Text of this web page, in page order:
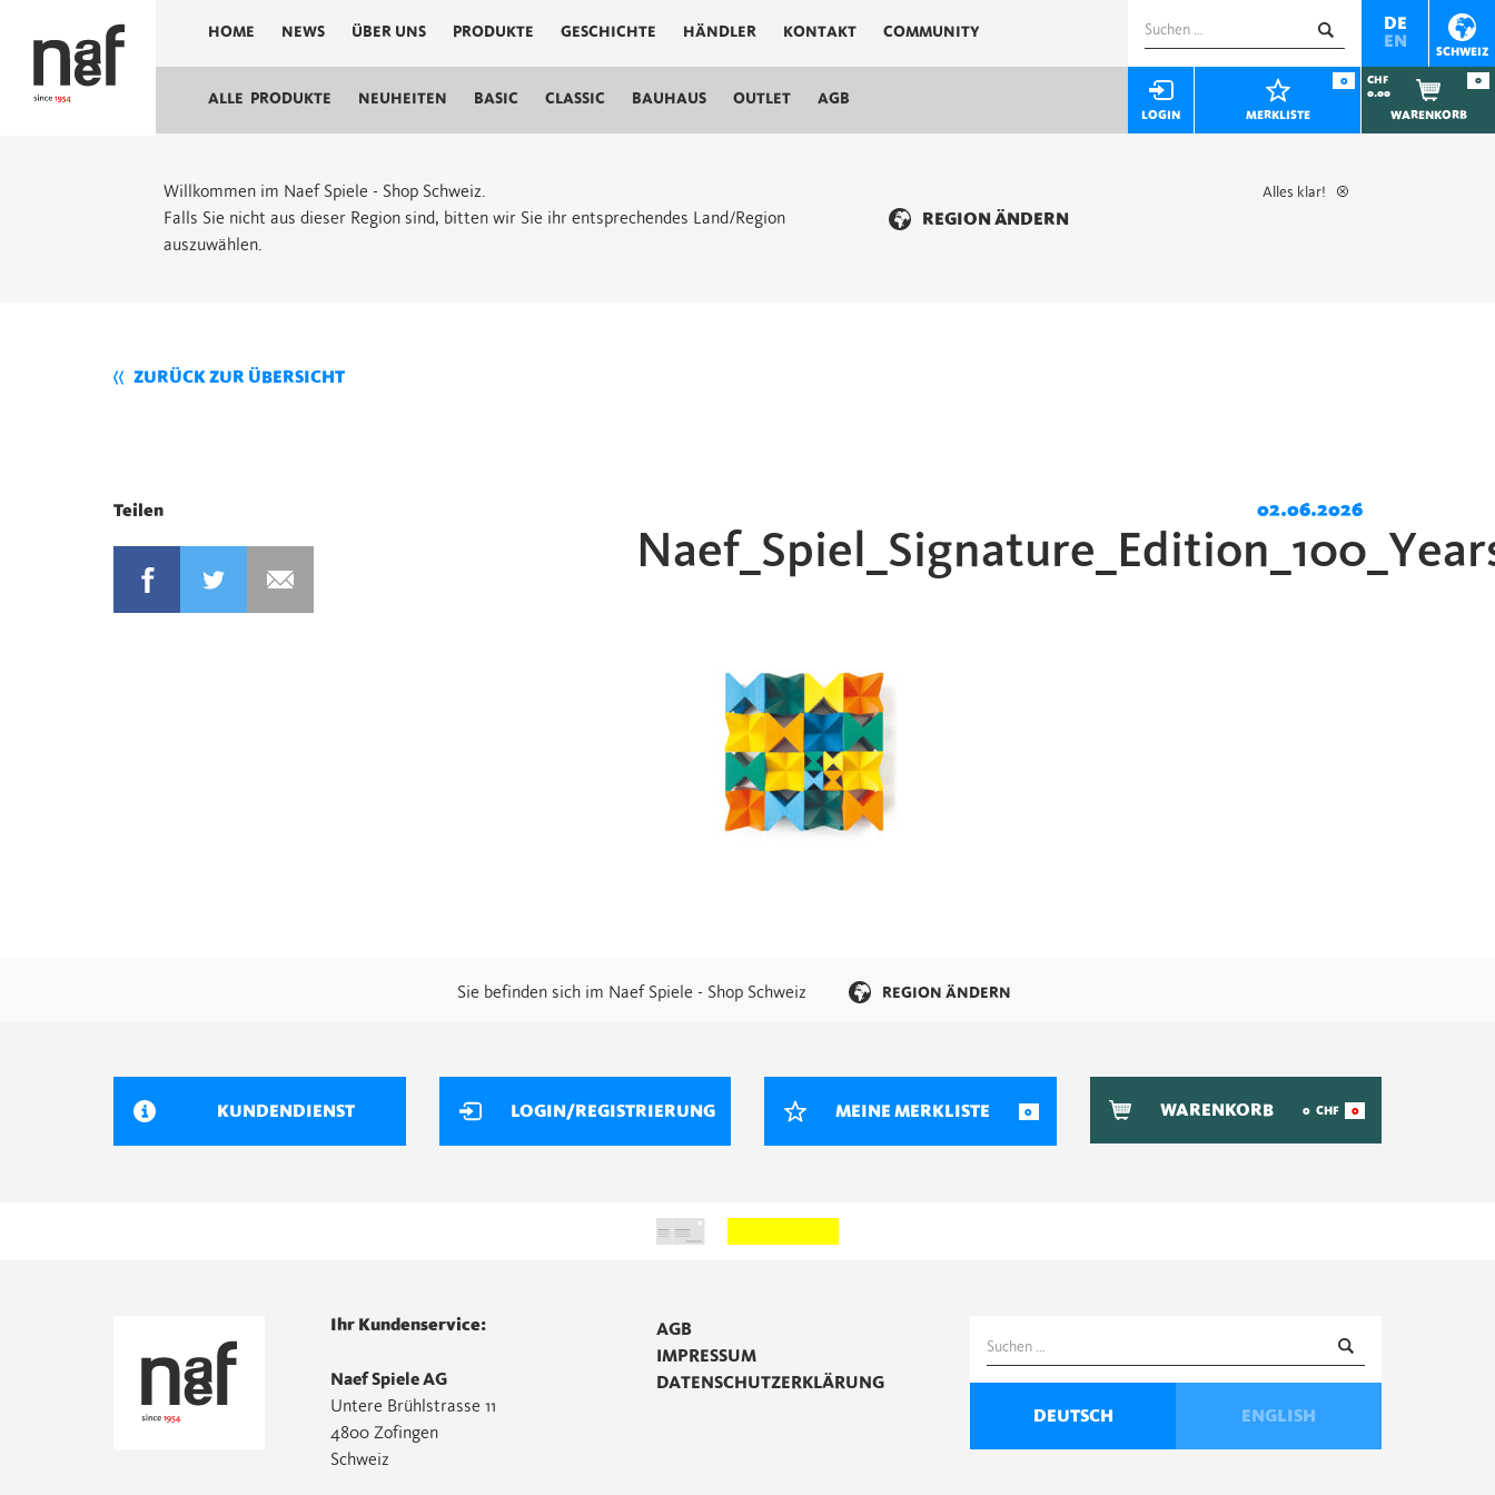
HOME NEWS ÜBER UNS PRODUKTE GESCHICHTE HÄNDLER KONTAKT COMMUNITY
DE
EN
SCHWEIZ
Suchen
nach:
ALLE PRODUKTE NEUHEITEN BASIC CLASSIC BAUHAUS OUTLET AGB
LOGIN MERKLISTE
0
CHF
0.00
WARENKORB
0
Willkommen im Naef Spiele - Shop Schweiz.
Falls Sie nicht aus dieser Region sind, bitten wir Sie ihr entsprechendes Land/Region
auszuwählen.
REGION ÄNDERN
Alles klar!
ZURÜCK ZUR ÜBERSICHT
Teilen 02.06.2026
Sie befinden sich im Naef Spiele - Shop Schweiz REGION ÄNDERN
KUNDENDIENST LOGIN/REGISTRIERUNG MEINE MERKLISTE 0 WARENKORB 0 CHF 0
Ihr Kundenservice:
Naef Spiele AG
Untere Brühlstrasse 11
4800 Zofingen
Schweiz
AGB
IMPRESSUM
DATENSCHUTZERKLÄRUNG
Suchen
nach:
DEUTSCH ENGLISH